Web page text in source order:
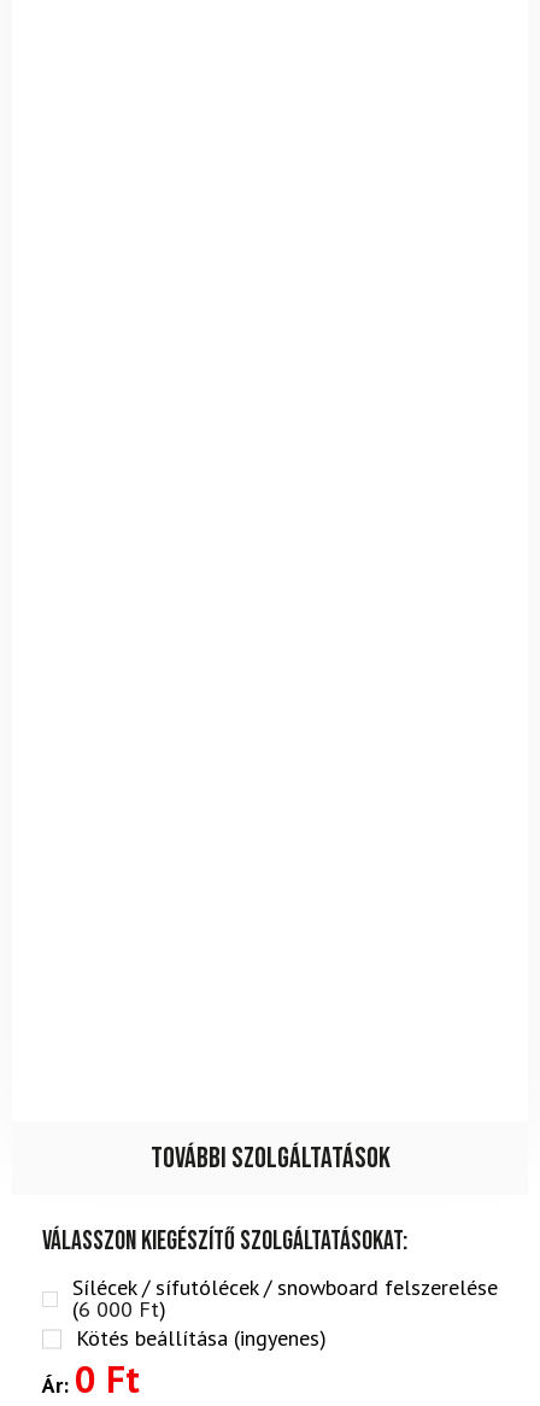
További szolgáltatások
Válasszon kiegészítő szolgáltatásokat:
Sílécek / sífutólécek / snowboard felszerelése
(6 000 Ft)
Kötés beállítása (ingyenes)
Ár: 0 Ft